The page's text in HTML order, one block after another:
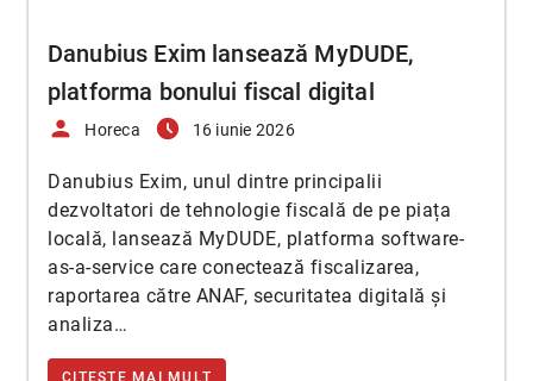
Danubius Exim lansează MyDUDE,
platforma bonului fiscal digital
person Horeca access_time_filled 16 iunie 2026
Danubius Exim, unul dintre principalii
dezvoltatori de tehnologie fiscală de pe piața
locală, lansează MyDUDE, platforma software-
as-a-service care conectează fiscalizarea,
raportarea către ANAF, securitatea digitală și
analiza…
CITESTE MAI MULT